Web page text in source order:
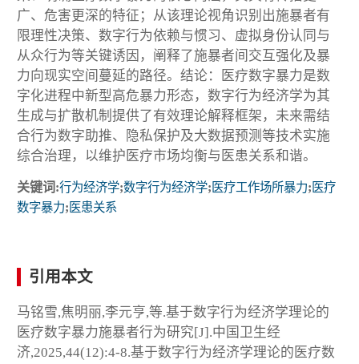
广、危害更深的特征；从该理论视角识别出施暴者有
限理性决策、数字行为依赖与惯习、虚拟身份认同与
从众行为等关键诱因，阐释了施暴者间交互强化及暴
力向现实空间蔓延的路径。结论：医疗数字暴力是数
字化进程中新型高危暴力形态，数字行为经济学为其
生成与扩散机制提供了有效理论解释框架，未来需结
合行为数字助推、隐私保护及大数据预测等技术实施
综合治理，以维护医疗市场均衡与医患关系和谐。
关键词:行为经济学;数字行为经济学; 医疗工作场所暴力; 医疗
数字暴力; 医患关系
引用本文
马铭雪,焦明丽,李元亨,等.基于数字行为经济学理论的
医疗数字暴力施暴者行为研究[J].中国卫生经
济,2025,44(12):4-8.基于数字行为经济学理论的医疗数